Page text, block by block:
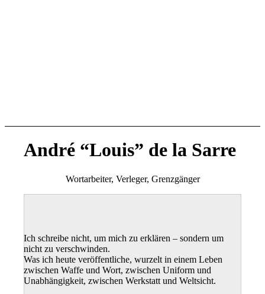
André “Louis” de la Sarre
Wortarbeiter, Verleger, Grenzgänger
Ich schreibe nicht, um mich zu erklären – sondern um
nicht zu verschwinden.
Was ich heute veröffentliche, wurzelt in einem Leben
zwischen Waffe und Wort, zwischen Uniform und
Unabhängigkeit, zwischen Werkstatt und Weltsicht.